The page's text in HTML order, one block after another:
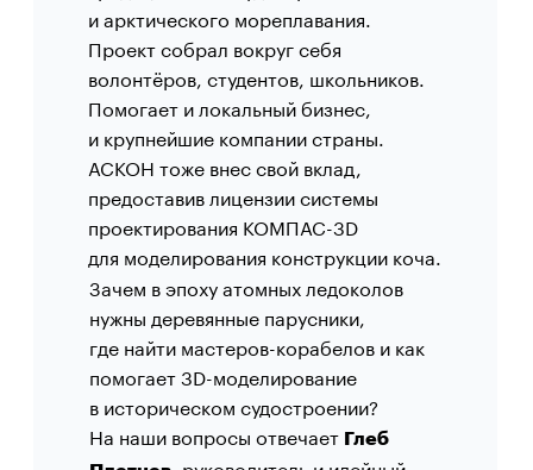
и арктического мореплавания.
Проект собрал вокруг себя
волонтёров, студентов, школьников.
Помогает и локальный бизнес,
и крупнейшие компании страны.
АСКОН тоже внес свой вклад,
предоставив лицензии системы
проектирования КОМПАС-3D
для моделирования конструкции коча.
Зачем в эпоху атомных ледоколов
нужны деревянные парусники,
где найти мастеров-корабелов и как
помогает 3D-моделирование
в историческом судостроении?
На наши вопросы отвечает Глеб